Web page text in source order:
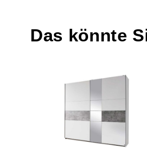
Das könnte